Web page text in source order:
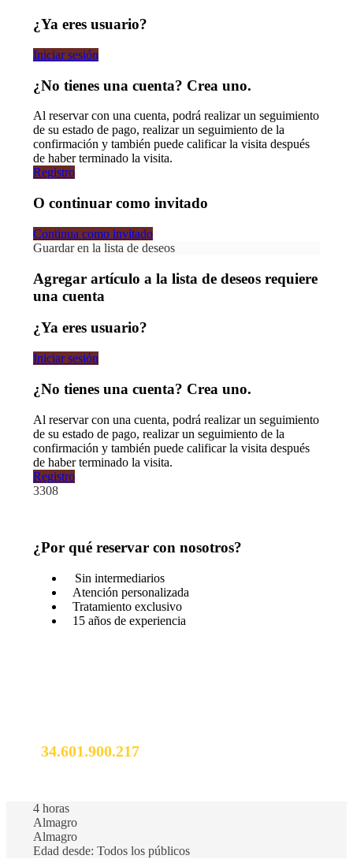
¿Ya eres usuario?
Iniciar sesión
¿No tienes una cuenta? Crea uno.
Al reservar con una cuenta, podrá realizar un seguimiento
de su estado de pago, realizar un seguimiento de la
confirmación y también puede calificar la visita después
de haber terminado la visita.
Registro
O continuar como invitado
Continua como invitado
Guardar en la lista de deseos
Agregar artículo a la lista de deseos requiere
una cuenta
¿Ya eres usuario?
Iniciar sesión
¿No tienes una cuenta? Crea uno.
Al reservar con una cuenta, podrá realizar un seguimiento
de su estado de pago, realizar un seguimiento de la
confirmación y también puede calificar la visita después
de haber terminado la visita.
Registro
3308
¿Por qué reservar con nosotros?
Sin intermediarios
Atención personalizada
Tratamiento exclusivo
15 años de experiencia
34.601.900.217
4 horas
Almagro
Almagro
Edad desde: Todos los públicos